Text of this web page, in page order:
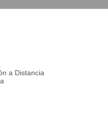
a Distancia